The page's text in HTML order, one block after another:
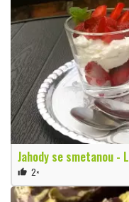
Jahody se smetanou -
thumb_up 2×